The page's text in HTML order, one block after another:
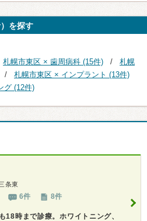
を探す
札幌市東区 × 歯周病科 (15件)
札幌
札幌市東区 × インプラント (13件)
グ (12件)
条東
6件 8件
18時まで診療。ホワイトニング、